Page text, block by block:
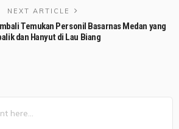
NEXT ARTICLE
Temukan Personil Basarnas Medan yang
dan Hanyut di Lau Biang